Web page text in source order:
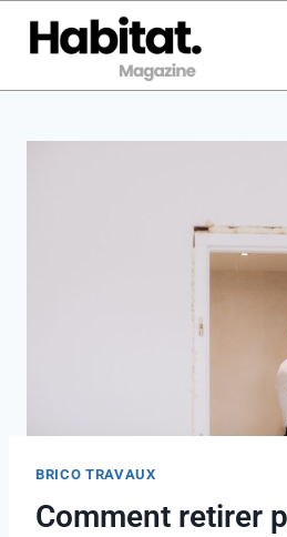
Aller
BRICO TRAVAUX
Comment retirer